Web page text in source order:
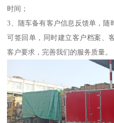
时间；
3、随车备有客户信息反馈单，随
可签回单，同时建立客户档案、
客户要求，完善我们的服务质量。